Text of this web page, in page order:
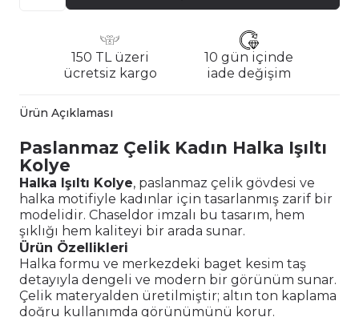
150 TL üzeri
ücretsiz kargo
10 gün içinde
iade değişim
Ürün Açıklaması
Paslanmaz Çelik Kadın Halka Işıltı
Kolye
Halka Işıltı Kolye, paslanmaz çelik gövdesi ve
halka motifiyle kadınlar için tasarlanmış zarif bir
modelidir. Chaseldor imzalı bu tasarım, hem
şıklığı hem kaliteyi bir arada sunar.
Ürün Özellikleri
Halka formu ve merkezdeki baget kesim taş
detayıyla dengeli ve modern bir görünüm sunar.
Çelik materyalden üretilmiştir; altın ton kaplama
doğru kullanımda görünümünü korur.